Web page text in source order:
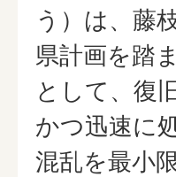
う）は、藤
県計画を踏
として、復
かつ迅速に
混乱を最小